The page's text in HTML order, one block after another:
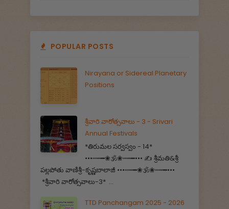
POPULAR POSTS
Nirayana or Sidereal Planetary
Positions
శ్రీవారి వారోత్సవాలు - 3 - Srivari
Annual Festivals
*తిరుమల సర్వస్వం - 14*
•••┉┅━❀🕉️❀┉┅━••• ✍️ శ్రీమతి&శ్రీ
పల్లపోతు వాణిశ్రీ-కృష్ణబాలాజీ •••┉┅━❀🕉️❀┉┅━•••
*శ్రీవారి వారోత్సవాలు-3* ...
TTD Panchangam 2025 - 2026